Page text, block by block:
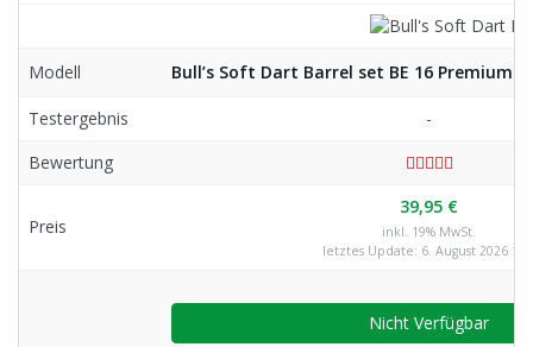
Modell Bull’s Soft Dart Barrel set BE 16 Premium
Testergebnis
-
Bewertung
Preis
39,95 €
inkl. 19% MwSt.
letztes Update: 6. August 2026
Nicht Verfügbar